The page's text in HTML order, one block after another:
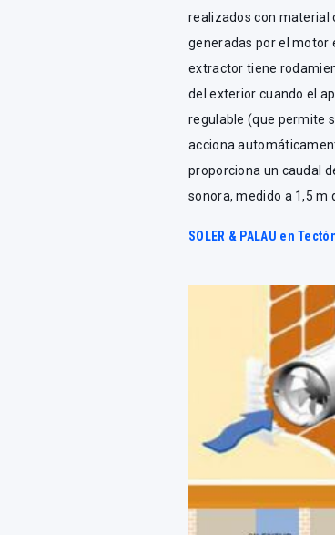
realizados con material
generadas por el motor
extractor tiene
del exterior cuando el
regulable (que permite
acciona
proporciona un caudal
sonora, medido a 1,5 m
SOLER & PALAU en